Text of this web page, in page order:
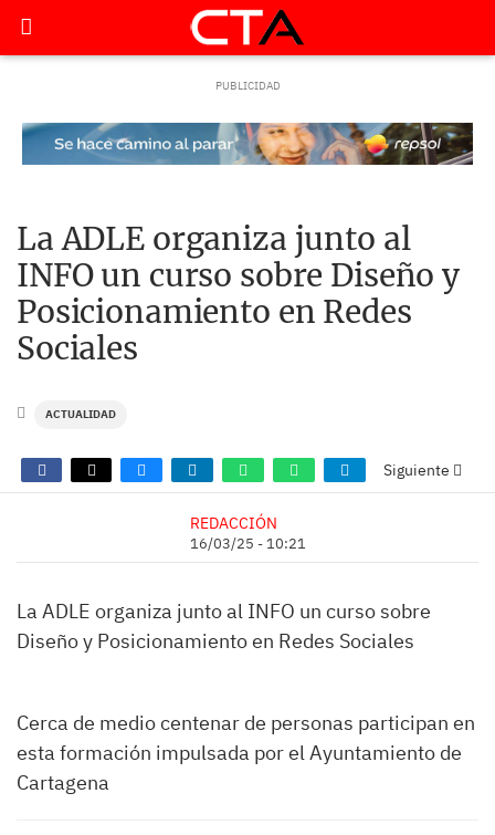
La ADLE organiza junto al
INFO un curso sobre Diseño y
Posicionamiento en Redes
Sociales
ACTUALIDAD
Siguiente
REDACCIÓN
16/03/25 - 10:21
La ADLE organiza junto al INFO un curso sobre
Diseño y Posicionamiento en Redes Sociales
Cerca de medio centenar de personas participan en
esta formación impulsada por el Ayuntamiento de
Cartagena